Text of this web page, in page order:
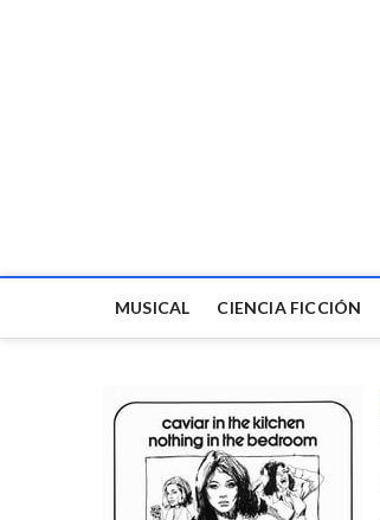
MUSICAL CIENCIA FICCIÓN